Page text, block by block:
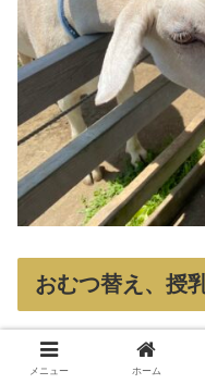
おむつ替え、授
メニュー ホーム